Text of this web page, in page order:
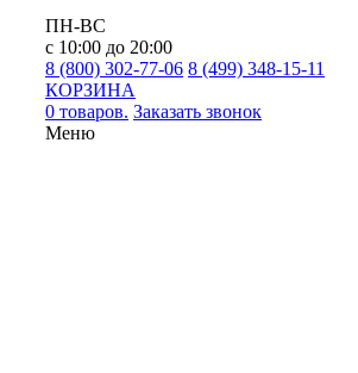
ПН-ВС
с 10:00 до 20:00
8 (800) 302-77-06 8 (499) 348-15-11
КОРЗИНА
0 товаров. Заказать звонок
Меню